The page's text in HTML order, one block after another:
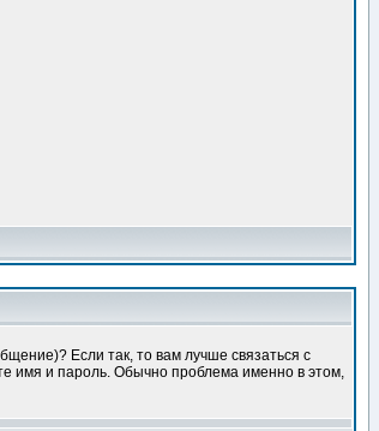
Если так, то вам лучше связаться с
имя и пароль. Обычно проблема именно в этом,